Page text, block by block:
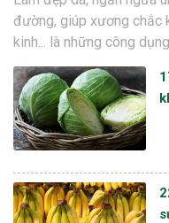
đường, giúp xương chắc
kinh... là những công